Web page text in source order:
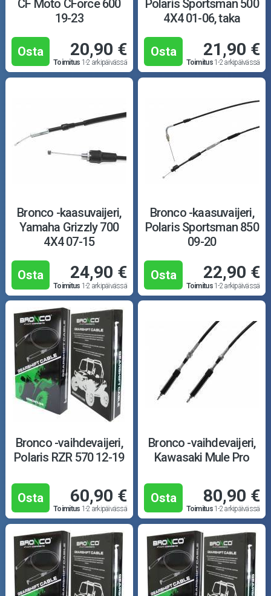
CF Moto CForce 600
19-23
Osta 20,90 €
Toimitus 1-2 arkipäivässä
Polaris Sportsman 500
4X4 01-06, taka
Osta 21,90 €
Toimitus1-2 arkipäivässä
Bronco -kaasuvaijeri,
Yamaha Grizzly 700
4X4 07-15
Osta 24,90 €
Toimitus 1-2 arkipäivässä
Bronco -kaasuvaijeri,
Polaris Sportsman 850
09-20
Osta 22,90 €
Toimitus1-2 arkipäivässä
Bronco -vaihdevaijeri,
Polaris RZR 570 12-19
Osta 60,90 €
Toimitus 1-2 arkipäivässä
Bronco -vaihdevaijeri,
Kawasaki Mule Pro
Osta 80,90 €
Toimitus1-2 arkipäivässä